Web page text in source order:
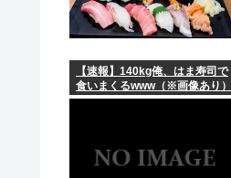
【速報】140kg俺、はま寿司で
食いまくるwww（※画像あり）